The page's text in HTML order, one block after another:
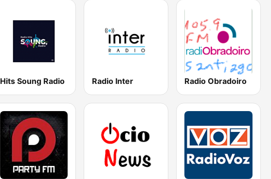
Hits Soung Radio Radio Inter Radio Obradoiro